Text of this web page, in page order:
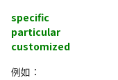
specific
particular
customized
例如：